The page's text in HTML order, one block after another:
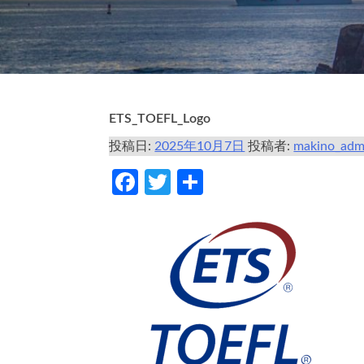
ETS_TOEFL_Logo
投稿日:2025年10月7日 投稿者:
Facebook
Twitter